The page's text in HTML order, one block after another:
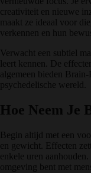
creativiteit en nieuwe
maakt ze ideaal voor
verkennen en hun
Verwacht een subtiel
leert kennen. De
algemeen bieden
psychedelische wereld.
Hoe Neem Je
Begin altijd met een
en gewicht. Effecten
enkele uren
omgeving bent met